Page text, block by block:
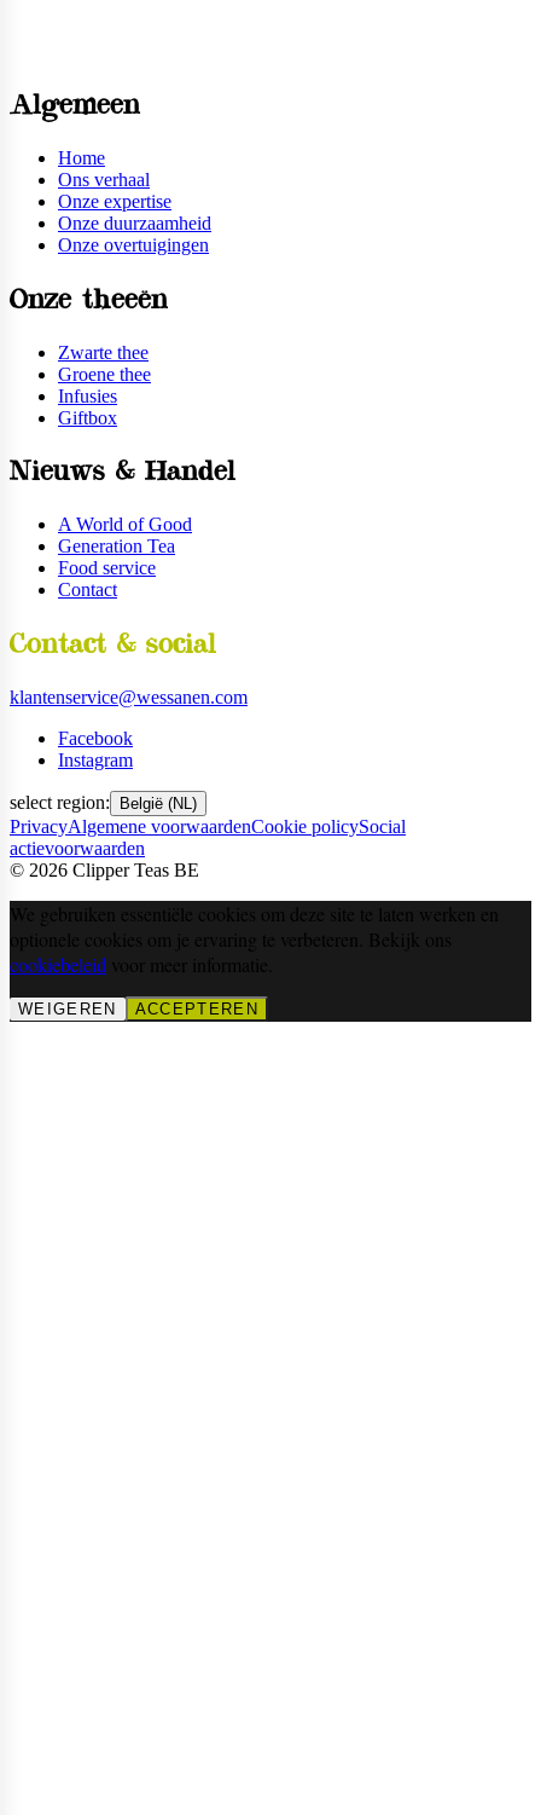
Algemeen
Home
Ons verhaal
Onze expertise
Onze duurzaamheid
Onze overtuigingen
Onze theeën
Zwarte thee
Groene thee
Infusies
Giftbox
Nieuws & Handel
A World of Good
Generation Tea
Food service
Contact
Contact & social
klantenservice@wessanen.com
Facebook
Instagram
select region: België (NL)
PrivacyAlgemene voorwaardenCookie policySocial
actievoorwaarden
© 2026 Clipper Teas BE
We gebruiken essentiële cookies om deze site te laten werken en
optionele cookies om je ervaring te verbeteren. Bekijk ons
cookiebeleid voor meer informatie.
WEIGEREN ACCEPTEREN